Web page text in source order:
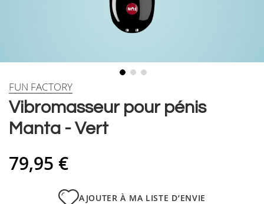
Skip
the
beginning
images
gallery
Vibromasseur pour pénis
Manta - Vert
FUN FACTORY
79,95 €
AJOUTER À MA LISTE D’ENVIE